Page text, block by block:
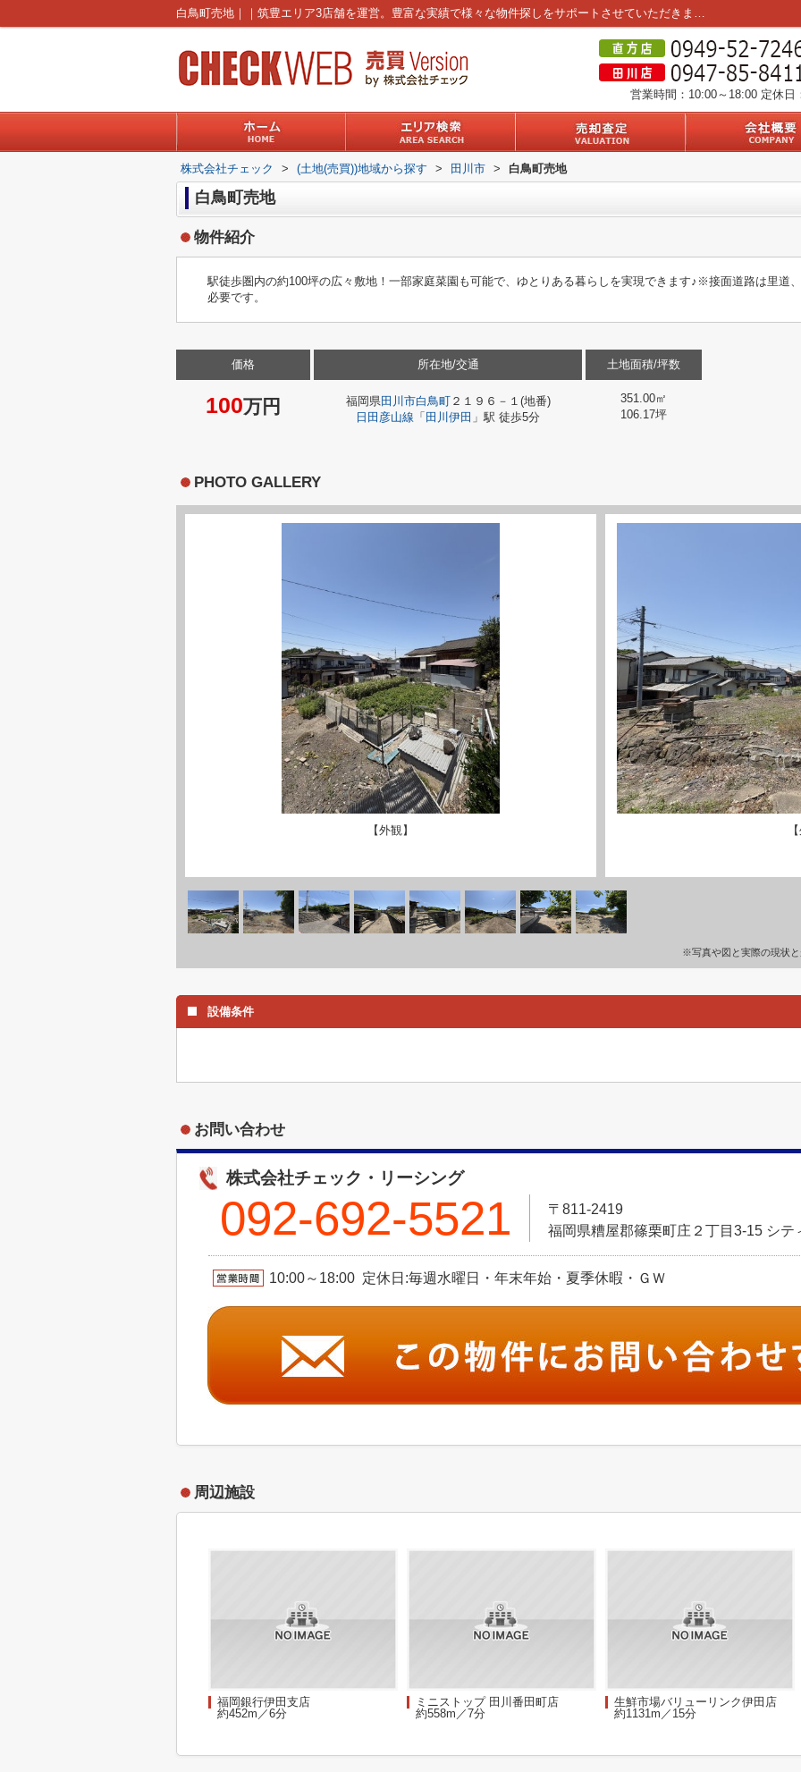
白鳥町売地｜｜筑豊エリア3店舗を運営。豊富な実績で様々な物件探しをサポートさせていただきます。
営業時間：10:00～18:00 定休日
株式会社チェック > (土地(売買))地域から探す > 田川市 > 白鳥町売地
白鳥町売地
物件紹介
駅徒歩圏内の約100坪の広々敷地！一部家庭菜園も可能で、ゆとりある暮らしを実現できます♪※接面道路は里道
必要です。
価格
100万円
所在地/交通
福岡県田川市白鳥町２１９６－１(地番)
日田彦山線 「 田川伊田 」駅 徒歩5分
土地面積/坪数
351.00㎡
106.17坪
PHOTO GALLERY
【外観】
※写真や図と実際の現状
設備条件
お問い合わせ
株式会社チェック・リーシング
092-692-5521
〒811-2419
福岡県糟屋郡篠栗町庄２丁目3-15 シテ
10:00～18:00 定休日:毎週水曜日・年末年始・夏季休暇・ＧＷ
周辺施設
福岡銀行伊田支店
約452m／6分
ミニストップ 田川番田町店
約558m／7分
生鮮市場バリューリンク伊田店
約1131m／15分